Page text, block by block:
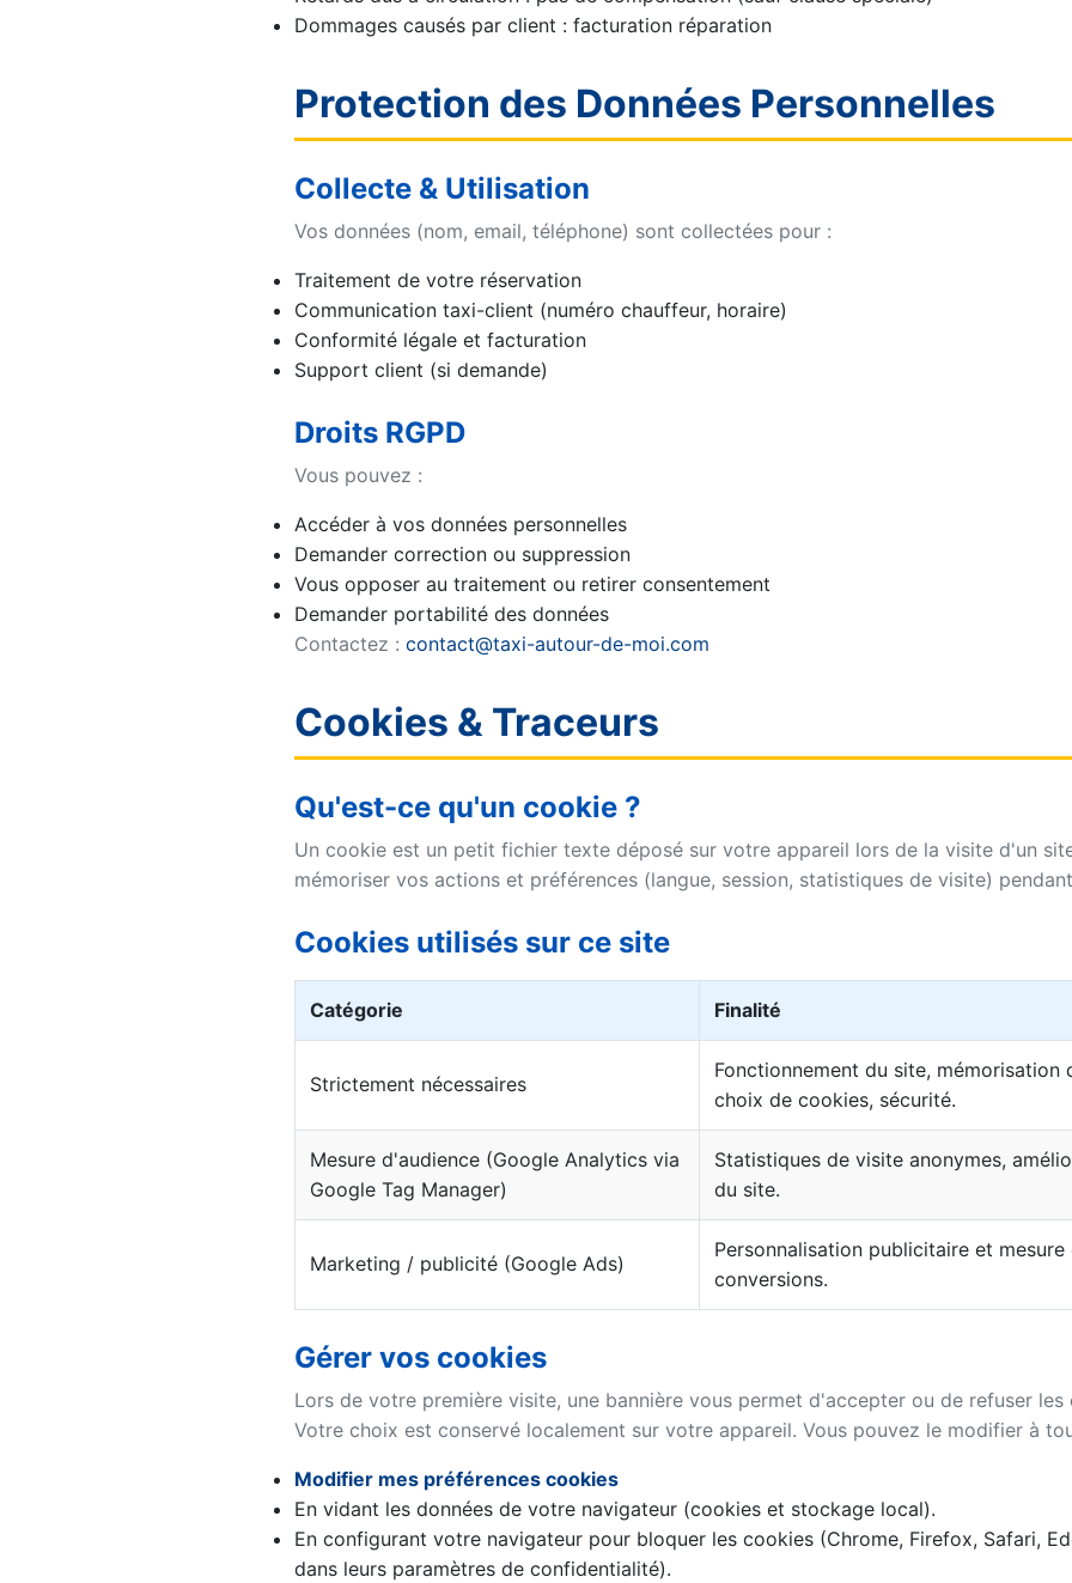
Dommages causés par client : facturation réparation
Protection des Données Personnelles
Collecte & Utilisation
Vos données (nom, email, téléphone) sont collectées pour :
Traitement de votre réservation
Communication taxi-client (numéro chauffeur, horaire)
Conformité légale et facturation
Support client (si demande)
Droits RGPD
Vous pouvez :
Accéder à vos données personnelles
Demander correction ou suppression
Vous opposer au traitement ou retirer consentement
Demander portabilité des données
Contactez : contact@taxi-autour-de-moi.com
Cookies & Traceurs
Qu'est-ce qu'un cookie ?
Un cookie est un petit fichier texte déposé sur votre appareil lors de la visite d'un
mémoriser vos actions et préférences (langue, session, statistiques de visite)
Cookies utilisés sur ce site
Catégorie Finalité
Strictement nécessaires
Fonctionnement du site, mémorisation
choix de cookies, sécurité.
Mesure d'audience (Google Analytics via
Google Tag Manager)
Statistiques de visite anonymes,
du site.
Marketing / publicité (Google Ads)
Personnalisation publicitaire et mesure
conversions.
Gérer vos cookies
Lors de votre première visite, une bannière vous permet d'accepter ou de refuser les
Votre choix est conservé localement sur votre appareil. Vous pouvez le modifier à
Modifier mes préférences cookies
En vidant les données de votre navigateur (cookies et stockage local).
En configurant votre navigateur pour bloquer les cookies (Chrome, Firefox, Safari,
dans leurs paramètres de confidentialité).